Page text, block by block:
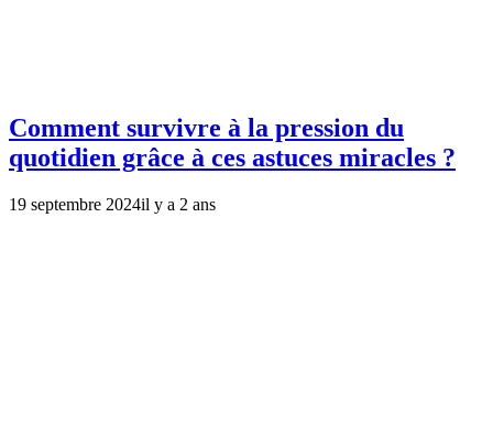
Comment survivre à la pression du
quotidien grâce à ces astuces miracles ?
19 septembre 2024il y a 2 ans